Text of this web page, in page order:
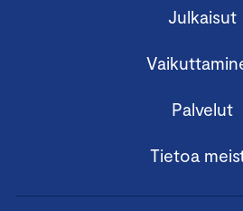
Julkaisut
Palvelut
Tietoa